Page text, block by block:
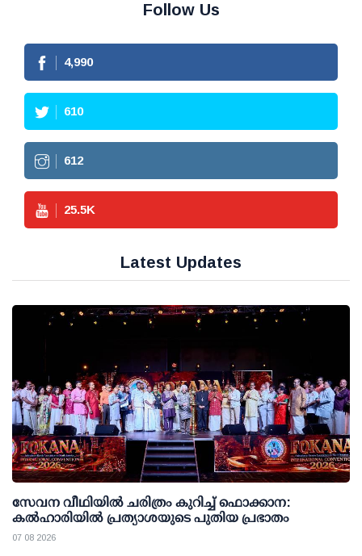
Follow Us
4,990
610
612
25.5K
Latest Updates
സേവന വീഥിയില്‍ ചരിത്രം കുറിച്ച് ഫൊക്കാന:
കല്‍ഹാരിയില്‍ പ്രത്യാശയുടെ പുതിയ പ്രഭാതം
07 08 2026